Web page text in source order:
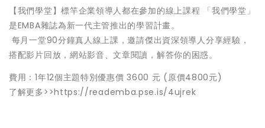
【我們學堂】標竿企業領導人都在參加的線上課程 「我們學堂」
是EMBA雜誌為新一代主管推出的學習計畫。
每月一堂90分鐘真人線上課，邀請傑出資深領導人分享經驗，
搭配影片回放，網站影音、文章閱讀，解答你的困惑。
費用：1年12個主題特別優惠價 3600 元 (原價4800元)
了解更多>>https://reademba.pse.is/4ujrek